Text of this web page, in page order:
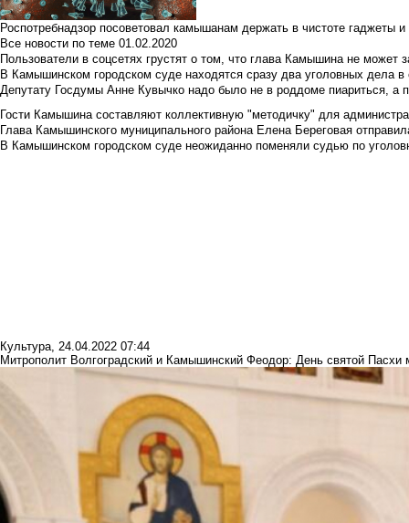
Роспотребнадзор посоветовал камышанам держать в чистоте гаджеты
Все новости по теме 01.02.2020
Пользователи в соцсетях грустят о том, что глава Камышина не может
В Камышинском городском суде находятся сразу два уголовных дела
Депутату Госдумы Анне Кувычко надо было не в роддоме пиариться, а
Гости Камышина составляют коллективную "методичку" для
Глава Камышинского муниципального района Елена Береговая
В Камышинском городском суде неожиданно поменяли судью по
Культура, 24.04.2022 07:44
Митрополит Волгоградский и Камышинский Феодор: День святой